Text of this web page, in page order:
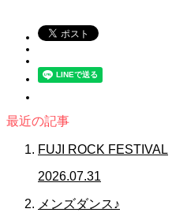
最近の記事
FUJI ROCK FESTIVAL
2026.07.31
メンズダンス♪